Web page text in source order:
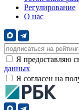
Регулирование
О нас
Я предоставляю
данных
Я согласен на